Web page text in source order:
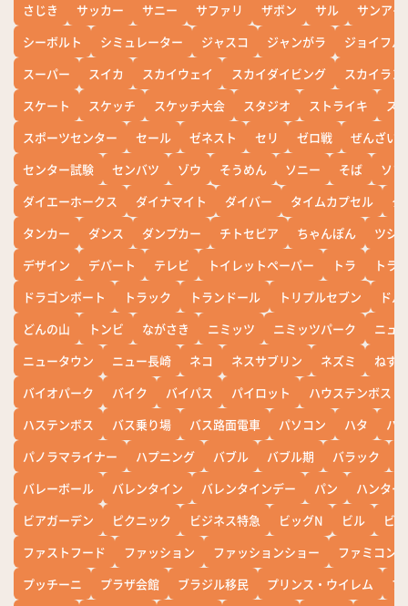
さじき
サッカー サニー サファリ ザボン サル
サンアイ
シーボルト
シミュレーター ジャスコ ジャンがラ
ジョイフル
スーパー
スイカ スカイウェイ スカイダイビング
スカイラン
スケート
スケッチ スケッチ大会 スタジオ ストライキ
ス
スポーツセンター
セール ゼネスト セリ ゼロ戦
ぜんざい
センター試験
センバツ ゾウ そうめん ソニー そば
ソ
ダイエーホークス
ダイナマイト ダイバー タイムカプセル
タ
タンカー
ダンス ダンプカー チトセピア ちゃんぽん
ツシ
デザイン
デパート テレビ トイレットペーパー トラ
トラ
ドラゴンボート
トラック トランドール トリプルセブン
ド
どんの山
トンビ ながさき ニミッツ ニミッツパーク
ニュ
ニュータウン
ニュー長崎 ネコ ネスサブリン ネズミ
ねず
バイオパーク
バイク バイパス パイロット
ハウステンボス
ハステンボス
バス乗り場 バス路面電車 パソコン ハタ
ハ
パノラマライナー
ハプニング バブル バブル期 バラック
バレーボール
バレンタイン バレンタインデー パン
ハンター
ビアガーデン
ピクニック ビジネス特急 ビッグN ビル
ビワ
ファストフード
ファッション ファッションショー
ファミコン
プッチーニ
プラザ会館 ブラジル移民 プリンス・ウイレム
ブ